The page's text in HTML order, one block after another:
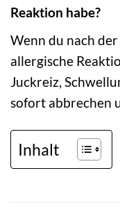
Reaktion habe?
Wenn du nach
allergische
Juckreiz,
sofort abbrechen
Inhalt